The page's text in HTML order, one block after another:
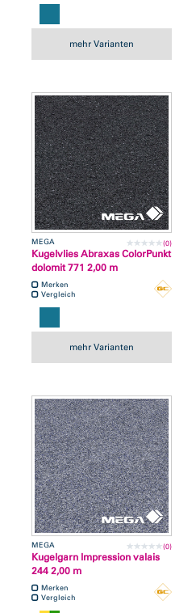
mehr Varianten
MEGA (0)
Kugelvlies Abraxas ColorPunkt
dolomit 771 2,00 m
Merken
Vergleich
mehr Varianten
MEGA (0)
Kugelgarn Impression valais
244 2,00 m
Merken
Vergleich